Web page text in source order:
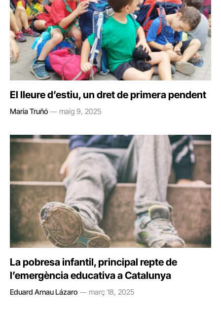
El lleure d’estiu, un dret de primera pendent
Maria Truñó maig 9, 2025
La pobresa infantil, principal repte de
l’emergència educativa a Catalunya
Eduard Arnau Lázaro març 18, 2025